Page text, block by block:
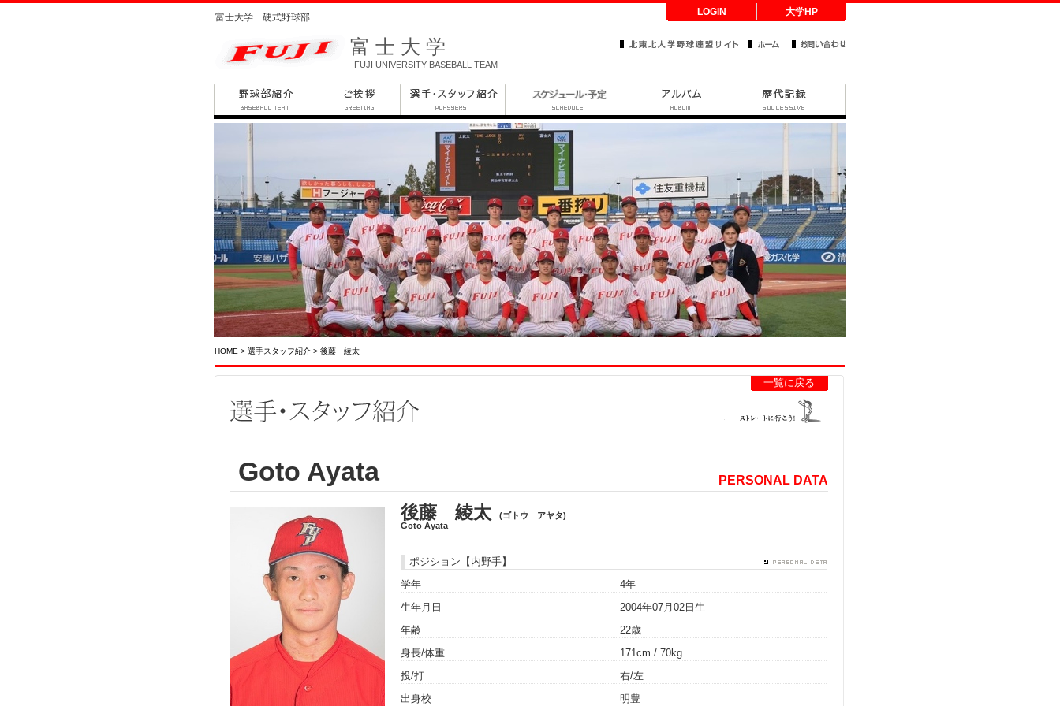
富士大学 硬式野球部
富士大学
FUJI UNIVERSITY BASEBALL TEAM
LOGIN 大学HP
HOME > 選手スタッフ紹介 > 後藤 綾太
一覧に戻る
Goto Ayata PERSONAL DATA
後藤 綾太
(ゴトウ アヤタ)
Goto Ayata
ポジション【内野手】
学年 4年
生年月日 2004年07月02日生
年齢 22歳
身長/体重 171cm / 70kg
投/打 右/左
出身校 明豊